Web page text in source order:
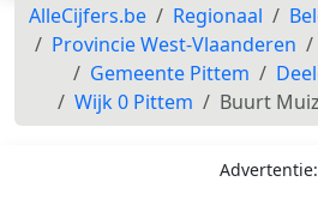
AlleCijfers.be Regionaal
Provincie West-Vlaanderen
Gemeente Pittem
Wijk 0 Pittem
Buurt
Advertentie: